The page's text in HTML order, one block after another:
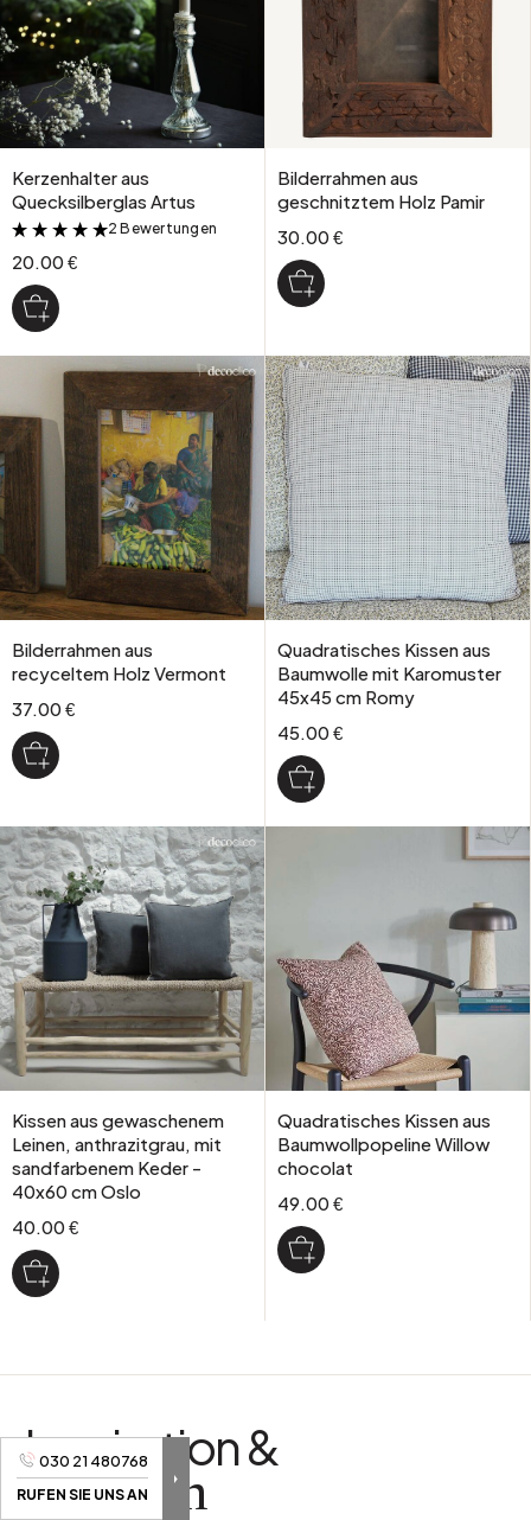
030 21 480768
RUFEN SIE UNS AN
Kerzenhalter aus
Quecksilberglas Artus
&
2 Bewertungen
20.00 €
Bilderrahmen aus
geschnitztem Holz Pamir
30.00 €
Bilderrahmen aus
recyceltem Holz Vermont
37.00 €
Quadratisches Kissen aus
Baumwolle mit Karomuster
45x45 cm Romy
45.00 €
Kissen aus gewaschenem
Leinen, anthrazitgrau, mit
sandfarbenem Keder -
40x60 cm Oslo
40.00 €
Quadratisches Kissen aus
Baumwollpopeline Willow
chocolat
49.00 €
Inspiration &
Magazin